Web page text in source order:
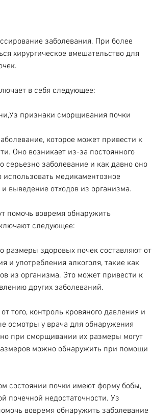
хирургическое вмешательство для
в себя следующее:
признаки сморщивания почки
которое может привести к
Оно возникает из-за постоянного
заболевание и как давно оно
медикаментозное
выведение отходов из организма.
помочь вовремя обнаружить
следующее:
здоровых почек составляют от
и употребления алкоголя, такие как
из организма. Это может привести к
других заболеваний.
того, контроль кровяного давления и
осмотры у врача для обнаружения
при сморщивании их размеры могут
можно обнаружить при помощи
состоянии почки имеют форму бобы,
почечной недостаточности. Уз
вовремя обнаружить заболевание